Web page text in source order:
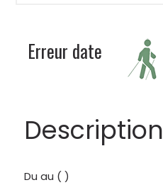
Erreur date
Description
Duau ( )